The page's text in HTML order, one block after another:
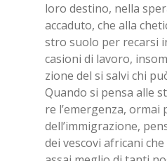
loro de­sti­no, nel­la
ac­ca­du­to, che alla
stro suo­lo per re­car­si
ca­sio­ni di la­vo­ro,
zio­ne del si sal­vi chi
Quan­do si pen­sa alle
re l’e­mer­gen­za, or­mai
del­l’im­mi­gra­zio­ne,
dei ve­sco­vi afri­ca­ni